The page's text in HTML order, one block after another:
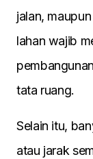
jalan,
lahan wajib
tata ruang.
Selain itu,
atau jarak